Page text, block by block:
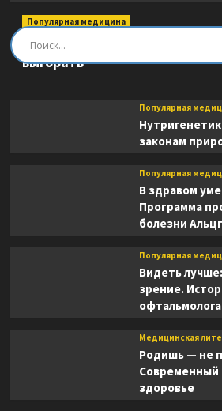
Популярная медицина
Быть врачом. Как помогать,
выгорать
Популярная
законам
Популярная
В здравом
Программа
болезни
Популярная
Видеть
зрение.
офтальмолога
Медицинская
Родишь — не
Современный
здоровье